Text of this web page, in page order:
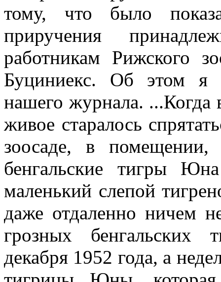
тому, что было
приручения
работникам
Буциниекс. Об этом я
нашего журнала. ...Когда
живое старалось
зоосаде, в помещении,
бенгальские тигры
маленький слепой
даже отдаленно ничем
грозных бенгальских
декабря 1952 года, а